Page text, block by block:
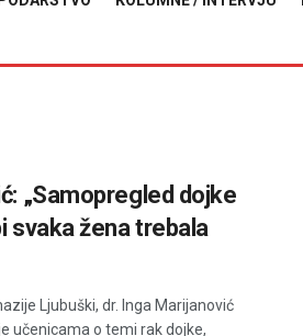
„Samopregled dojke
svaka žena trebala
Ljubuški, dr. Inga Marijanović
učenicama o temi rak dojke,